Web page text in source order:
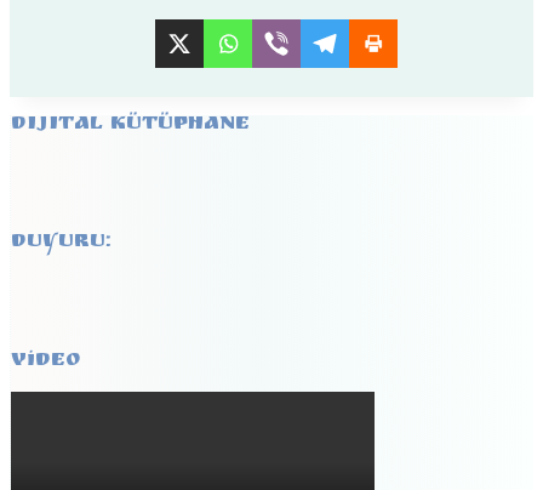
Dijital Kütüphane
DUYURU:
VİDEO